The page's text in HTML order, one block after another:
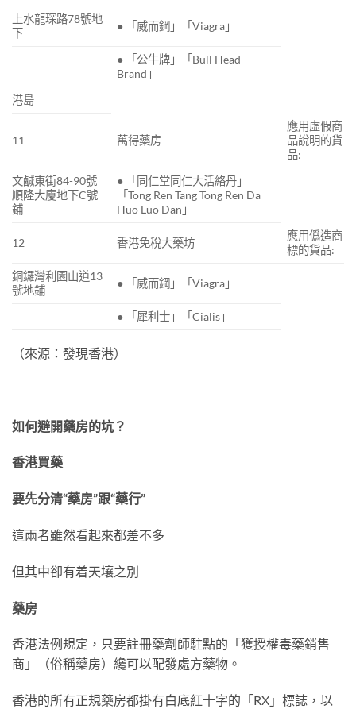
上水龍琛路78號地
下
● 「威而鋼」「Viagra」
● 「公牛牌」「Bull Head
Brand」
港島
11 萬得藥房
應用虛假商
品說明的貨
品:
文鹹東街84-90號
順隆大廈地下C號
鋪
● 「同仁堂同仁大活絡丹」
「Tong Ren Tang Tong Ren Da
Huo Luo Dan」
12 香港免稅大藥坊
應用僞造商
標的貨品:
銅鑼灣利園山道13
號地鋪
● 「威而鋼」「Viagra」
● 「犀利士」「Cialis」
（來源：發現香港）
如何避開藥房的坑？
香港買藥
要先分清“藥房”跟“藥行”
這兩者雖然看起來都差不多
但其中卻有着天壤之別
藥房
香港法例規定，只要註冊藥劑師駐點的「獲授權毒藥銷售
商」（俗稱藥房）纔可以配發處方藥物。
香港的所有正規藥房都掛有白底紅十字的「RX」標誌，以